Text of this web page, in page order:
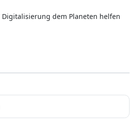
dem Planeten helfen